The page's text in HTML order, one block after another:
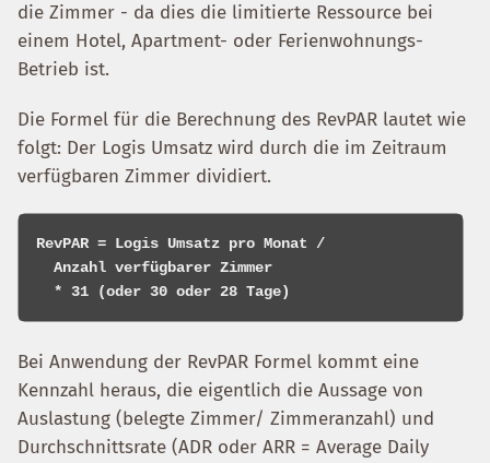
die Zimmer - da dies die limitierte Ressource bei
einem Hotel, Apartment- oder Ferienwohnungs-
Betrieb ist.
Die Formel für die Berechnung des RevPAR lautet wie
folgt: Der Logis Umsatz wird durch die im Zeitraum
verfügbaren Zimmer dividiert.
RevPAR = Logis Umsatz pro Monat /
Bei Anwendung der RevPAR Formel kommt eine
Kennzahl heraus, die eigentlich die Aussage von
Auslastung (belegte Zimmer/ Zimmeranzahl) und
Durchschnittsrate (ADR oder ARR = Average Daily